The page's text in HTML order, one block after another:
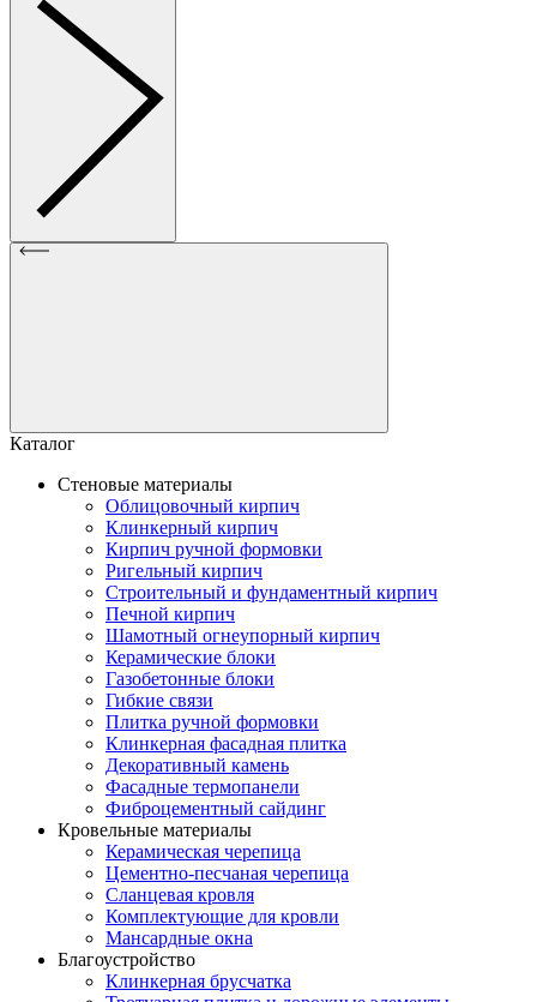
Каталог
Стеновые материалы
Облицовочный кирпич
Клинкерный кирпич
Кирпич ручной формовки
Ригельный кирпич
Строительный и фундаментный кирпич
Печной кирпич
Шамотный огнеупорный кирпич
Керамические блоки
Газобетонные блоки
Гибкие связи
Плитка ручной формовки
Клинкерная фасадная плитка
Декоративный камень
Фасадные термопанели
Фиброцементный сайдинг
Кровельные материалы
Керамическая черепица
Цементно-песчаная черепица
Сланцевая кровля
Комплектующие для кровли
Мансардные окна
Благоустройство
Клинкерная брусчатка